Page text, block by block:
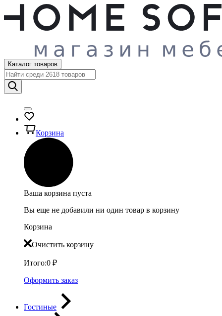
Каталог товаров
Корзина
Ваша корзина пуста
Вы еще не добавили ни один товар в корзину
Корзина
Очистить корзину
Итого:0 ₽
Оформить заказ
Гостиные